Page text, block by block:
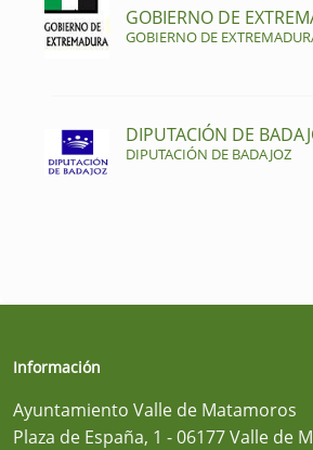
GOBIERNO DE
GOBIERNO DE
DIPUTACIÓN DE
DIPUTACIÓN DE BADAJOZ
Información
Ayuntamiento Valle de Matamoros
Plaza de España, 1 - 06177 Valle de